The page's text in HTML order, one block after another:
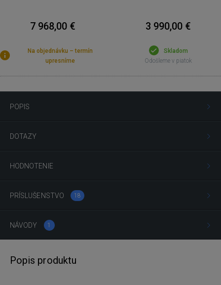
7 968,00 €
Na objednávku – termín
upresníme
3 990,00 €
Skladom
Odošleme v piatok
POPIS
DOTAZY
HODNOTENIE
PRÍSLUŠENSTVO 18
NÁVODY 1
Popis produktu